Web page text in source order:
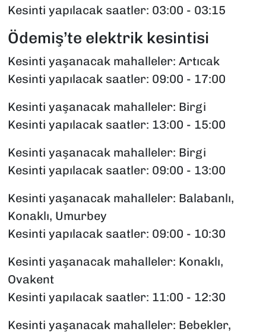
Kesinti yapılacak saatler: 03:00 - 03:15
Ödemiş’te elektrik kesintisi
Kesinti yaşanacak mahalleler: Artıcak
Kesinti yapılacak saatler: 09:00 - 17:00
Kesinti yaşanacak mahalleler: Birgi
Kesinti yapılacak saatler: 13:00 - 15:00
Kesinti yaşanacak mahalleler: Birgi
Kesinti yapılacak saatler: 09:00 - 13:00
Kesinti yaşanacak mahalleler: Balabanlı,
Konaklı, Umurbey
Kesinti yapılacak saatler: 09:00 - 10:30
Kesinti yaşanacak mahalleler: Konaklı,
Ovakent
Kesinti yapılacak saatler: 11:00 - 12:30
Kesinti yaşanacak mahalleler: Bebekler,